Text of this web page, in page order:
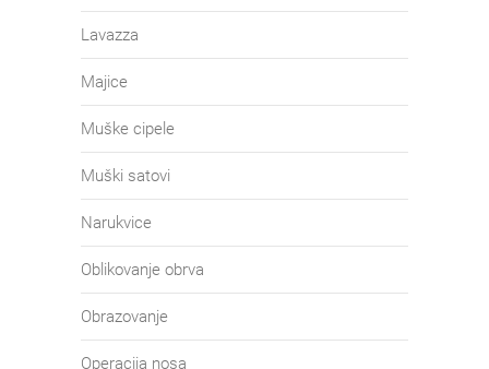
Lavazza
Majice
Muške cipele
Muški satovi
Narukvice
Oblikovanje obrva
Obrazovanje
Operacija nosa